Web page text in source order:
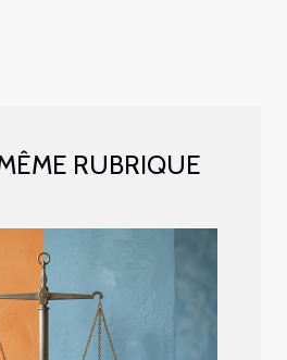
RUBRIQUE